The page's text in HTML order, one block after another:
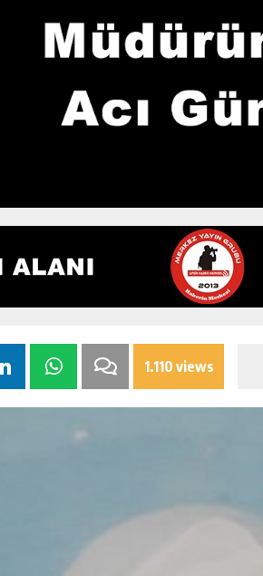
1.110 views